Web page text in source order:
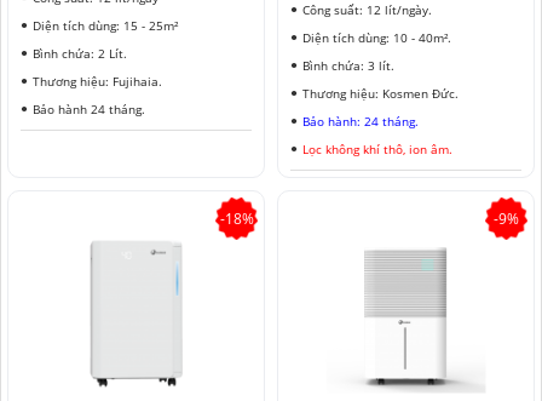
HÀ NAM
KIÊN GIANG
LÂM ĐỒNG
HẢI PHÒNG
Diện tích dùng: 15 - 25m²
Bình chứa: 2 Lít.
Thương hiệu: Fujihaia.
Bảo hành 24 tháng.
Công suất: 12 lít/ngày.
Diện tích dùng: 10 - 40m².
Bình chứa: 3 lít.
Thương hiệu: Kosmen Đức.
Bảo hành: 24 tháng.
Lọc không khí thô, ion âm.
-18% -9%